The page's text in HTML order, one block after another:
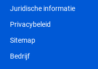
Juridische informatie
Privacybeleid
Sitemap
Bedrijf